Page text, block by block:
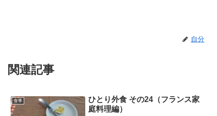
自分
関連記事
食事
ひとり外食 その24（フランス家
庭料理編）